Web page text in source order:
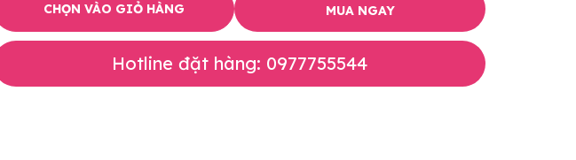
CHỌN VÀO GIỎ HÀNG MUA NGAY
Hotline đặt hàng: 0977755544